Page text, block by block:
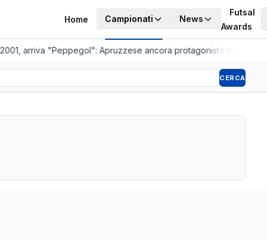
Home Campionati News
Futsal
Awards
arriva "Peppegol": Apruzzese ancora protagonista in C2
CERCA